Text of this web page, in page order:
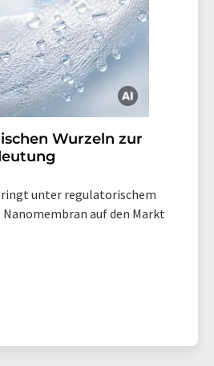
Wurzeln zur
unter regulatorischem
Nanomembran auf den Markt